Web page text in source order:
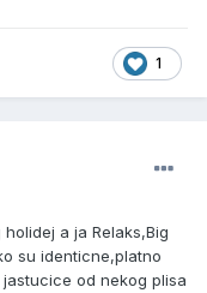
1
a ja Relaks,Big
su identicne,platno
od nekog plisa